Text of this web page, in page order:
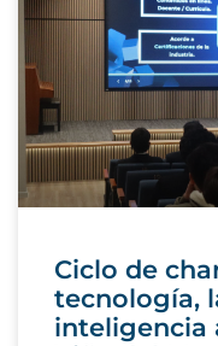
Ciclo de
tecnología,
inteligencia